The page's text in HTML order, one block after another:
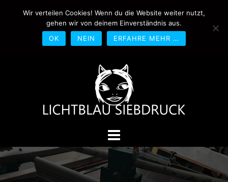
0170-4800361
drucken@lichtblau-
siebdruck.de
Schwedlerstraße 1 - 5 60314
Frankfurt
Wir verteilen Cookies! Wenn du die Website weiter nutzt,
gehen wir von deinem Einverständnis aus.
OK
NEIN ERFAHRE MEHR …